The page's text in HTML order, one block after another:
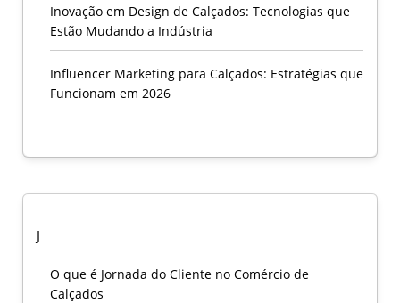
Inovação em Design de Calçados: Tecnologias que
Estão Mudando a Indústria
Influencer Marketing para Calçados: Estratégias que
Funcionam em 2026
J
O que é Jornada do Cliente no Comércio de
Calçados